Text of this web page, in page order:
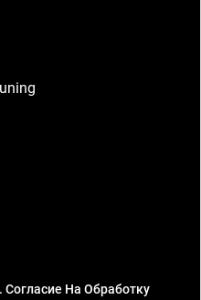
На Обработку